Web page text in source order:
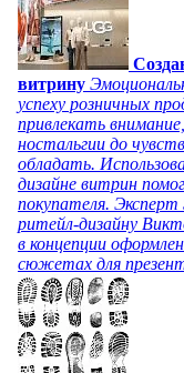
витрину
успеху розничных
привлекать
ностальгии до
обладать.
дизайне витрин
покупателя. Эксперт
ритейл-дизайну
в концепции
сюжетах для